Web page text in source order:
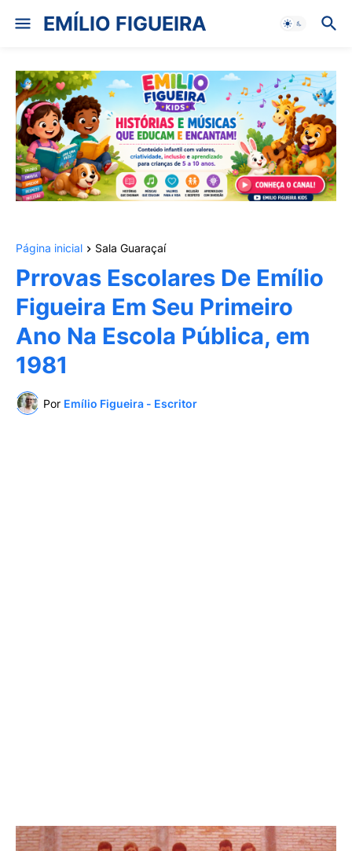
EMÍLIO FIGUEIRA
Página inicial Sala Guaraçaí
Prrovas Escolares De Emílio
Figueira Em Seu Primeiro
Ano Na Escola Pública, em
1981
Por Emílio Figueira - Escritor